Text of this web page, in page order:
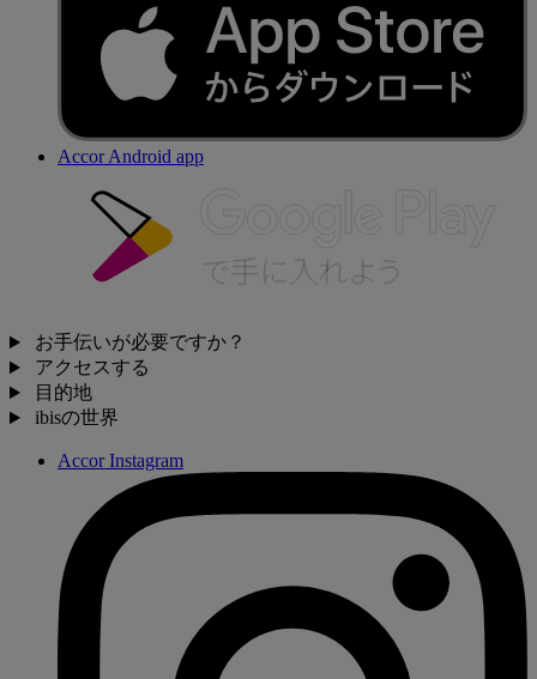
Accor Android app
お手伝いが必要ですか？
アクセスする
目的地
ibisの世界
Accor Instagram